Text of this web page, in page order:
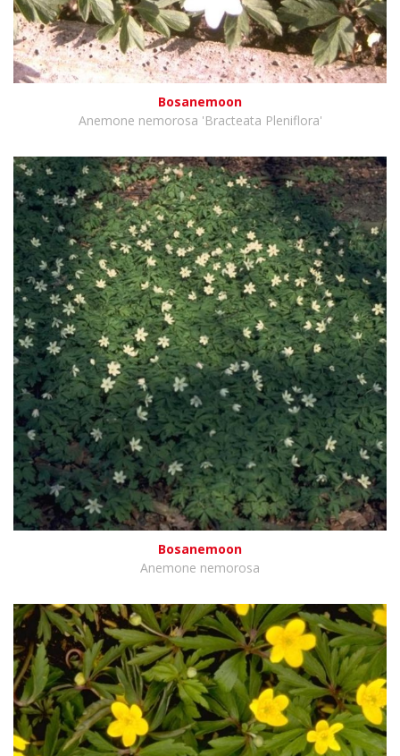
Bosanemoon
Anemone nemorosa 'Bracteata Pleniflora'
Bosanemoon
Anemone nemorosa